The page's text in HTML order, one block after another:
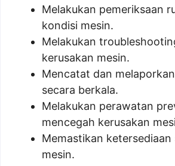
Melakukan pemeriksaan
kondisi mesin.
Melakukan
kerusakan mesin.
Mencatat dan
secara berkala.
Melakukan perawatan
mencegah kerusakan
Memastikan
mesin.